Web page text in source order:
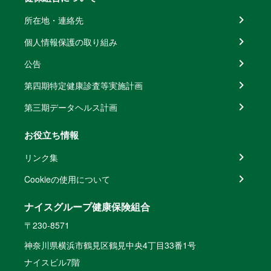
所在地・連絡先
個人情報保護の取り組み
公告
第四期特定健康診査等実施計画
第三期データヘルス計画
お役立ち情報
リンク集
Cookieの使用について
ナイスグループ健康保険組合
〒230-8571
神奈川県横浜市鶴見区鶴見中央4丁目33番1号
ナイスビル7階